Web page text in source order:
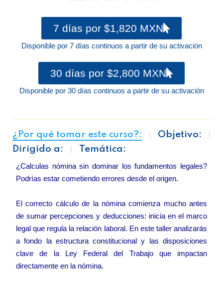
7 días por $1,820 MXN
Disponible por 7 días continuos a partir de su activación
30 días por $2,800 MXN
Disponible por 30 días continuos a partir de su activación
¿Por qué tomar este curso?:
Objetivo:
Dirigido a:
Temática:
¿Calculas nómina sin dominar los fundamentos legales?
Podrías estar cometiendo errores desde el origen.
El correcto cálculo de la nómina comienza mucho antes
de sumar percepciones y deducciones: inicia en el marco
legal que regula la relación laboral. En este taller analizarás
a fondo la estructura constitucional y las disposiciones
clave de la Ley Federal del Trabajo que impactan
directamente en la nómina.